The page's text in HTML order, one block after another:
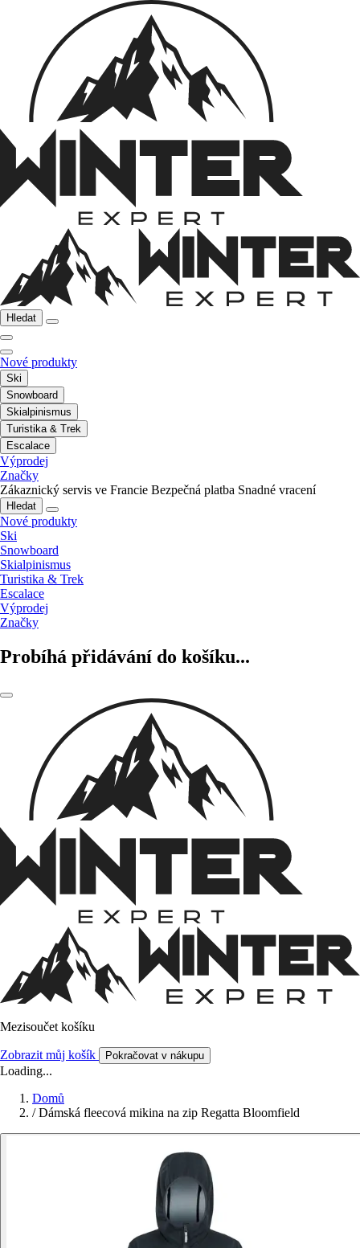
Hledat
Nové produkty
Ski
Snowboard
Skialpinismus
Turistika & Trek
Escalace
Výprodej
Značky
Zákaznický servis ve Francie Bezpečná platba Snadné vracení
Hledat
Nové produkty
Ski
Snowboard
Skialpinismus
Turistika & Trek
Escalace
Výprodej
Značky
Probíhá přidávání do košíku...
Mezisoučet košíku
Zobrazit můj košík Pokračovat v nákupu
Loading...
Domů
/ Dámská fleecová mikina na zip Regatta Bloomfield